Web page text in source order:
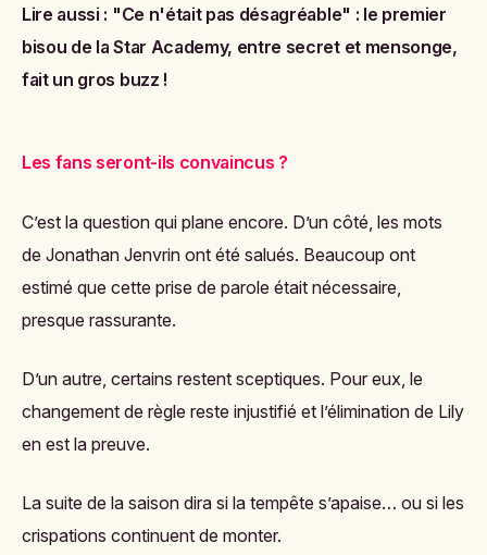
Lire aussi : "Ce n'était pas désagréable" : le premier
bisou de la Star Academy, entre secret et mensonge,
fait un gros buzz !
Les fans seront-ils convaincus ?
C’est la question qui plane encore. D’un côté, les mots
de Jonathan Jenvrin ont été salués. Beaucoup ont
estimé que cette prise de parole était nécessaire,
presque rassurante.
D’un autre, certains restent sceptiques. Pour eux, le
changement de règle reste injustifié et l’élimination de Lily
en est la preuve.
La suite de la saison dira si la tempête s’apaise… ou si les
crispations continuent de monter.